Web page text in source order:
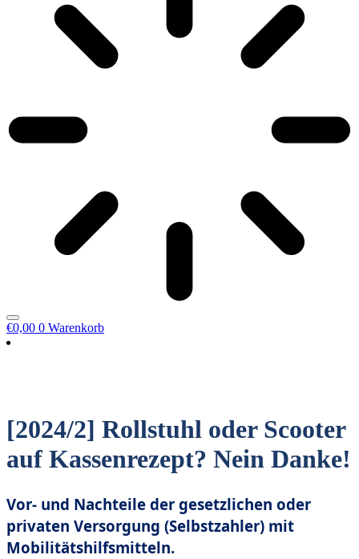
€0,00 0 Warenkorb
[2024/2] Rollstuhl oder Scooter
auf Kassenrezept? Nein Danke!
Vor- und Nachteile der gesetzlichen oder
privaten Versorgung (Selbstzahler) mit
Mobilitätshilfsmitteln.